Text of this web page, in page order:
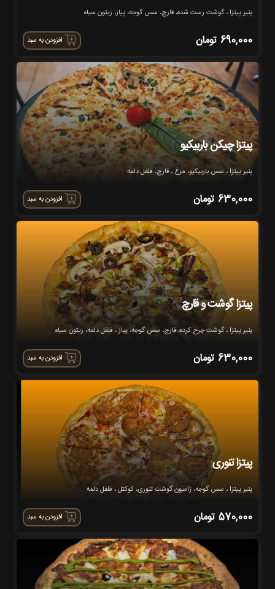
پنیر پیتزا ، گوشت رست شده، قارچ، سس گوجه، پیاز، زیتون سیاه
690,000 تومان افزودن به سبد
پیتزا چیکن باربیکیو
پنیر پیتزا ، سس باربیکیو، مرغ ، قارچ، فلفل دلمه
630,000 تومان افزودن به سبد
پیتزا گوشت و قارچ
پنیر پیتزا ، گوشت چرخ کرده، قارچ، سس گوجه، پیاز ، فلفل دلمه، زیتون سیاه
630,000 تومان افزودن به سبد
پیتزا تنوری
پنیر پیتزا ، سس گوجه، ژامبون گوشت تنوری، کوکتل ، فلفل دلمه
570,000 تومان افزودن به سبد